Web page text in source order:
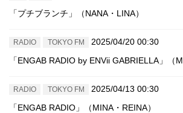
「プチブランチ」（NANA・LINA）
RADIO TOKYO FM
2025/04/20 00:30
「ENGAB RADIO by ENVii GABRIELLA」（
RADIO TOKYO FM
2025/04/13 00:30
「ENGAB RADIO」（MINA・REINA）